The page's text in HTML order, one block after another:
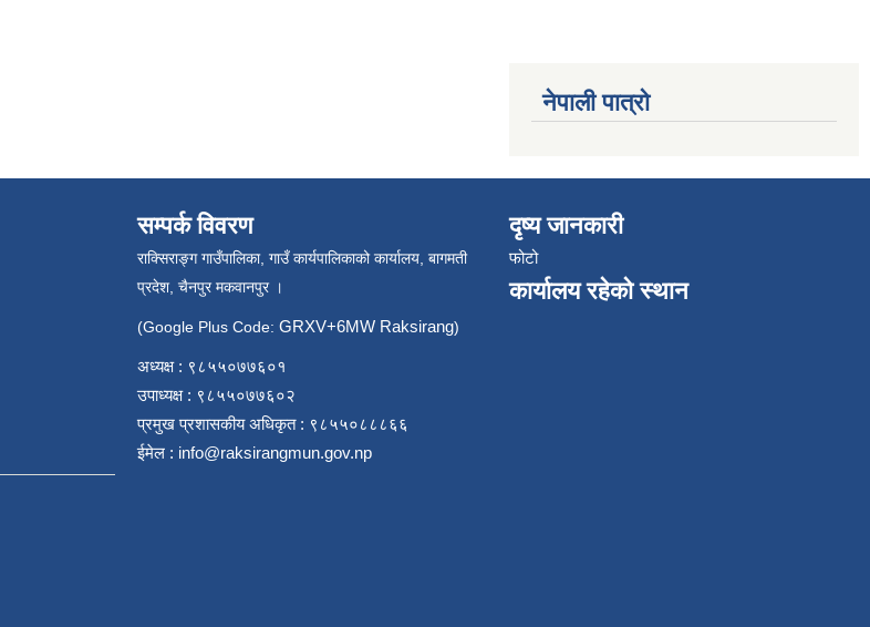
नेपाली पात्रो
सम्पर्क विवरण
राक्सिराङ्ग गाउँपालिका, गाउँ कार्यपालिकाको कार्यालय, बागमती
प्रदेश, चैनपुर मकवानपुर ।
(Google Plus Code: GRXV+6MW Raksirang)
अध्यक्ष : ९८५५०७७६०१
उपाध्यक्ष : ९८५५०७७६०२
प्रमुख प्रशासकीय अधिकृत : ९८५५०८८८६६
ईमेल : info@raksirangmun.gov.np
दृष्य जानकारी
फोटो
कार्यालय रहेको स्थान